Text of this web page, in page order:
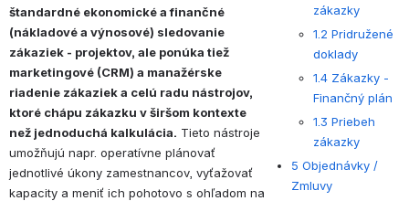
štandardné ekonomické a finančné
(nákladové a výnosové) sledovanie
zákaziek - projektov, ale ponúka tiež
marketingové (CRM) a manažérske
riadenie zákaziek a celú radu nástrojov,
ktoré chápu zákazku v širšom kontexte
než jednoduchá kalkulácia. Tieto nástroje
umožňujú napr. operatívne plánovať
jednotlivé úkony zamestnancov, vyťažovať
kapacity a meniť ich pohotovo s ohľadom na
zákazky
1.2 Pridružené
doklady
1.4 Zákazky -
Finančný plán
1.3 Priebeh
zákazky
5 Objednávky /
Zmluvy